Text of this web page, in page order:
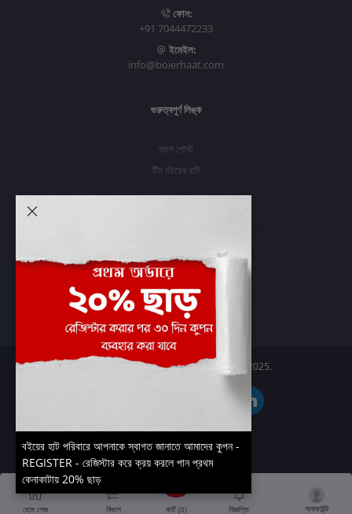
ফোন:
+91 7044472233
ইমেইল:
info@boierhaat.com
গুরুত্বপূর্ণ লিঙ্ক
ব্লগ পোস্ট
টিম বইয়ের হাট
প্রবেশ করুন
অর্ডার ইতিহাস
আমার ইচ্ছাগুলি
অর্ডার ট্র্যাকিং
Boier Haat™ | © All rights reserved 2025.
হোম পেজ বিভাগ কার্ট (0) বিজ্ঞপ্তি অ্যাকাউন্ট
বইয়ের হাট পরিবারে আপনাকে স্বাগত জানাতে আমাদের কুপন -
REGISTER - রেজিস্টার করে ক্রয় করলে পান প্রথম
কেনাকাটায় 20% ছাড়